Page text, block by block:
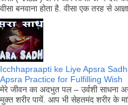
वीसा बनवाना होता है. वीसा एक तरह से
Icchhapraapti ke Liye Apsra Sadhna
Apsra Practice for Fulfilling Wish
मेरे जीवन का अदभुत पल – उर्वशी साधना
मुक्त शरीर पायें. आप भी सेहतमंद शरीर के